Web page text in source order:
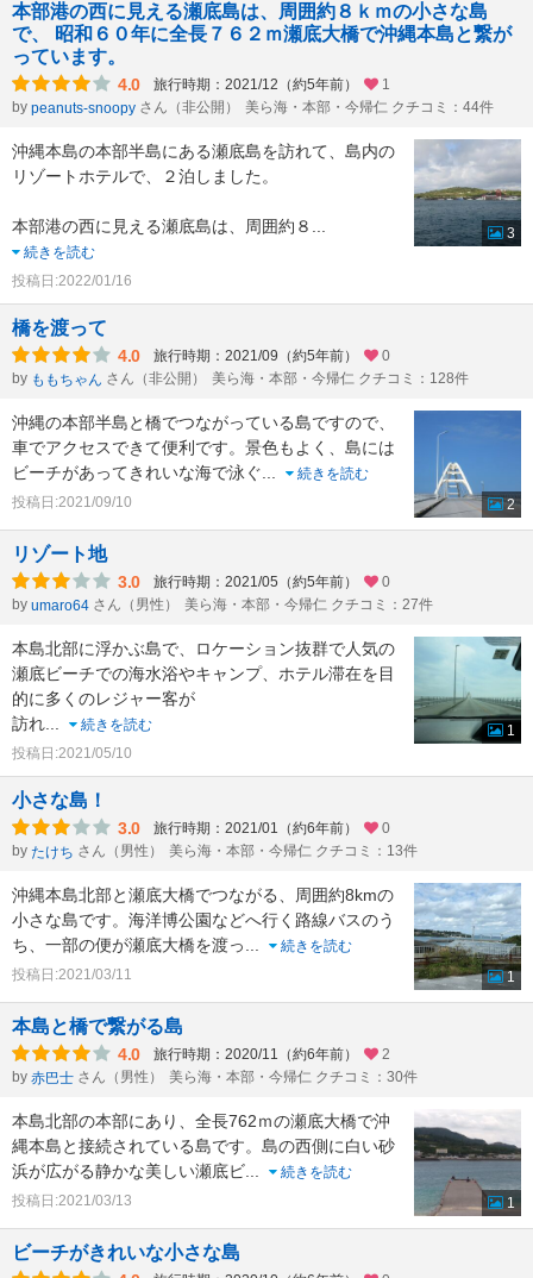
本部港の西に見える瀬底島は、周囲約８ｋｍの小さな島
で、 昭和６０年に全長７６２ｍ瀬底大橋で沖縄本島と繋が
っています。
4.0 旅行時期：2021/12（約5年前）
1
by peanuts-snoopy さん（非公開） 美ら海・本部・今帰仁 クチコミ：44件
沖縄本島の本部半島にある瀬底島を訪れて、島内の
リゾートホテルで、２泊しました。
本部港の西に見える瀬底島は、周囲約８
続きを読む
投稿日:2022/01/16
3
橋を渡って
4.0 旅行時期：2021/09（約5年前）
0
by ももちゃん さん（非公開） 美ら海・本部・今帰仁 クチコミ：128件
沖縄の本部半島と橋でつながっている島ですので、
車でアクセスできて便利です。景色もよく、島には
ビーチがあってきれいな海で泳ぐ
続きを読む
投稿日:2021/09/10
2
リゾート地
3.0 旅行時期：2021/05（約5年前）
0
by umaro64 さん（男性） 美ら海・本部・今帰仁 クチコミ：27件
本島北部に浮かぶ島で、ロケーション抜群で人気の
瀬底ビーチでの海水浴やキャンプ、ホテル滞在を目
的に多くのレジャー客が
訪れ
続きを読む
投稿日:2021/05/10
1
小さな島！
3.0 旅行時期：2021/01（約6年前）
0
by たけち さん（男性） 美ら海・本部・今帰仁 クチコミ：13件
沖縄本島北部と瀬底大橋でつながる、周囲約8kmの
小さな島です。海洋博公園などへ行く路線バスのう
ち、一部の便が瀬底大橋を渡っ
続きを読む
投稿日:2021/03/11
1
本島と橋で繋がる島
4.0 旅行時期：2020/11（約6年前）
2
by 赤巴士 さん（男性） 美ら海・本部・今帰仁 クチコミ：30件
本島北部の本部にあり、全長762ｍの瀬底大橋で沖
縄本島と接続されている島です。島の西側に白い砂
浜が広がる静かな美しい瀬底ビ
続きを読む
投稿日:2021/03/13
1
ビーチがきれいな小さな島